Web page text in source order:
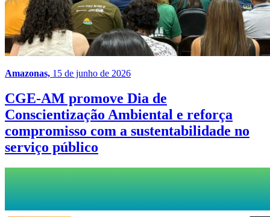
Amazonas, 15 de junho de 2026
CGE-AM promove Dia de
Conscientização Ambiental e reforça
compromisso com a sustentabilidade no
serviço público